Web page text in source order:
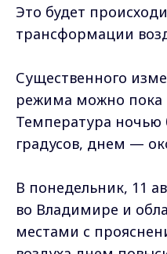
Это будет
трансформации
Существенного
режима можно пока
Температура ночью
градусов, днем —
В понедельник, 11
во Владимире и
местами с